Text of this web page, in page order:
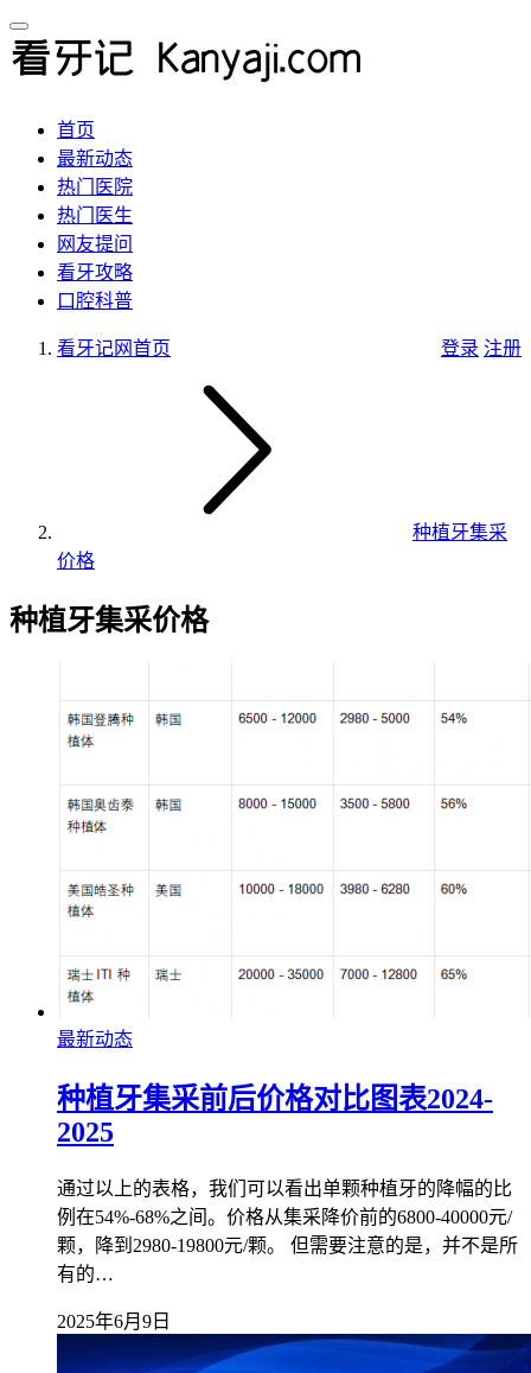
首页
最新动态
热门医院
热门医生
网友提问
看牙攻略
口腔科普
登录 注册
看牙记网首页
种植牙集采
价格
种植牙集采价格
最新动态
种植牙集采前后价格对比图表2024-
2025
通过以上的表格，我们可以看出单颗种植牙的降幅的比
例在54%-68%之间。价格从集采降价前的6800-40000元/
颗，降到2980-19800元/颗。 但需要注意的是，并不是所
有的…
2025年6月9日